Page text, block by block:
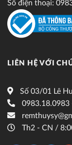
Số điện thoại:
LIÊN HỆ VỚI
Số 03/01 Lê
0983.18.0983
Th2 - CN /